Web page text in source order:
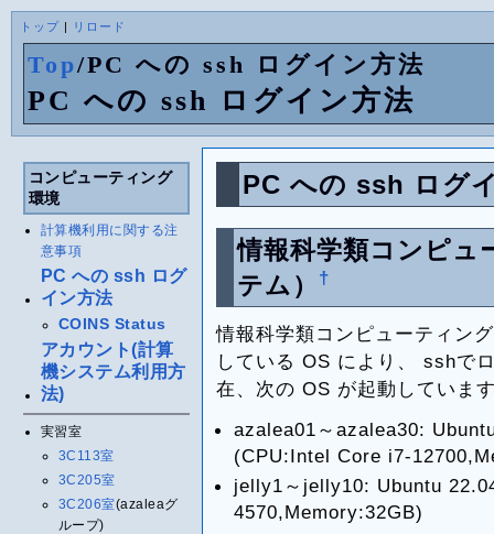
トップ| リロード
Top/PC への ssh ログイン方法
PC への ssh ログイン方法
コンピューティング
環境
計算機利用に関する注
意事項
PC への ssh ログ
イン方法
COINS Status
アカウント(計算
機システム利用方
法)
実習室
3C113室
3C205室
3C206室(azaleaグ
ループ)
PC への ssh ログ
情報科学類コンピュ
テム）
†
情報科学類コンピューティン
している OS により、 sshで
在、次の OS が起動していま
azalea01～azalea30:
(CPU:Intel Core i7-
jelly1～jelly10: Ubuntu
4570,Memory:32GB)